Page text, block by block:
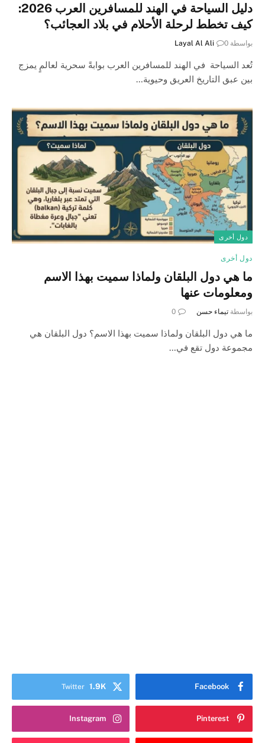
دليل السياحة في الهند للمسافرين العرب 2026:
كيف تخطط لرحلة الأحلام في بلاد العجائب؟
بواسطة Layal Al Ali 0
تُعد السياحة في الهند للمسافرين العرب بوابةً سحرية لعالمٍ يمزج
بين عبق التاريخ العريق وحيوية…
دول أخرى
دول أخرى
ما هي دول البلقان ولماذا سميت بهذا الاسم
ومعلومات عنها
بواسطة تيماء حسن 0
ما هي دول البلقان ولماذا سميت بهذا الاسم؟ دول البلقان هي
مجموعة دول تقع في…
Facebook
Twitter 1.9K
Pinterest
Instagram